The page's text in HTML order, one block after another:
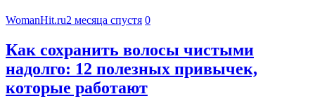
WomanHit.ru2 месяца спустя 0
Как сохранить волосы чистыми
надолго: 12 полезных привычек,
которые работают